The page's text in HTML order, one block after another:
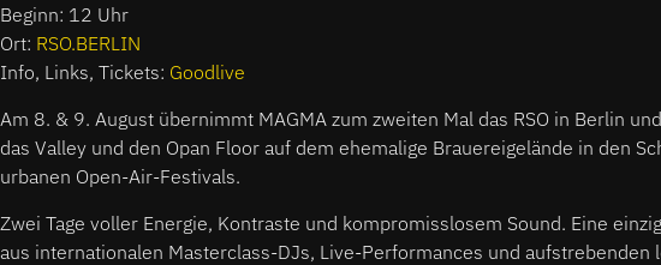
Beginn: 12 Uhr
Ort: RSO.BERLIN
Info, Links, Tickets: Goodlive
Am 8. & 9. August übernimmt MAGMA zum zweiten Mal das RSO in Berlin
das Valley und den Opan Floor auf dem ehemalige Brauereigelände in den
urbanen Open-Air-Festivals.
Zwei Tage voller Energie, Kontraste und kompromisslosem Sound. Eine
aus internationalen Masterclass-DJs, Live-Performances und aufstrebenden